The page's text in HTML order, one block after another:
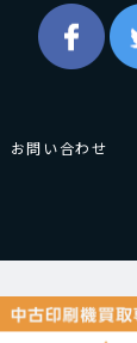
お問い合わせ